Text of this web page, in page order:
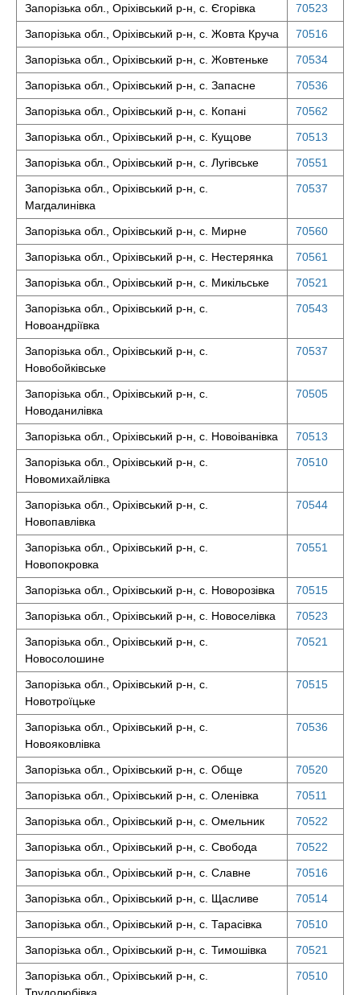
Запорізька обл., Оріхівський р-н, с. Єгорівка
70523
Запорізька обл., Оріхівський р-н, с. Жовта Круча
70516
Запорізька обл., Оріхівський р-н, с. Жовтеньке
70534
Запорізька обл., Оріхівський р-н, с. Запасне
70536
Запорізька обл., Оріхівський р-н, с. Копані
70562
Запорізька обл., Оріхівський р-н, с. Кущове
70513
Запорізька обл., Оріхівський р-н, с. Лугівське
70551
Запорізька обл., Оріхівський р-н, с.
Магдалинівка
70537
Запорізька обл., Оріхівський р-н, с. Мирне
70560
Запорізька обл., Оріхівський р-н, с. Нестерянка
70561
Запорізька обл., Оріхівський р-н, с. Микільське
70521
Запорізька обл., Оріхівський р-н, с.
Новоандріївка
70543
Запорізька обл., Оріхівський р-н, с.
Новобойківське
70537
Запорізька обл., Оріхівський р-н, с.
Новоданилівка
70505
Запорізька обл., Оріхівський р-н, с. Новоіванівка
70513
Запорізька обл., Оріхівський р-н, с.
Новомихайлівка
70510
Запорізька обл., Оріхівський р-н, с.
Новопавлівка
70544
Запорізька обл., Оріхівський р-н, с.
Новопокровка
70551
Запорізька обл., Оріхівський р-н, с. Новорозівка
70515
Запорізька обл., Оріхівський р-н, с. Новоселівка
70523
Запорізька обл., Оріхівський р-н, с.
Новосолошине
70521
Запорізька обл., Оріхівський р-н, с.
Новотроїцьке
70515
Запорізька обл., Оріхівський р-н, с.
Новояковлівка
70536
Запорізька обл., Оріхівський р-н, с. Обще
70520
Запорізька обл., Оріхівський р-н, с. Оленівка
70511
Запорізька обл., Оріхівський р-н, с. Омельник
70522
Запорізька обл., Оріхівський р-н, с. Свобода
70522
Запорізька обл., Оріхівський р-н, с. Славне
70516
Запорізька обл., Оріхівський р-н, с. Щасливе
70514
Запорізька обл., Оріхівський р-н, с. Тарасівка
70510
Запорізька обл., Оріхівський р-н, с. Тимошівка
70521
Запорізька обл., Оріхівський р-н, с.
70510